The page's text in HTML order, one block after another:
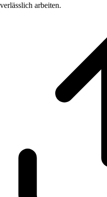
verlässlich arbeiten.